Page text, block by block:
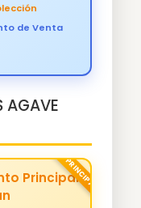
de Venta
AGAVE
Principal